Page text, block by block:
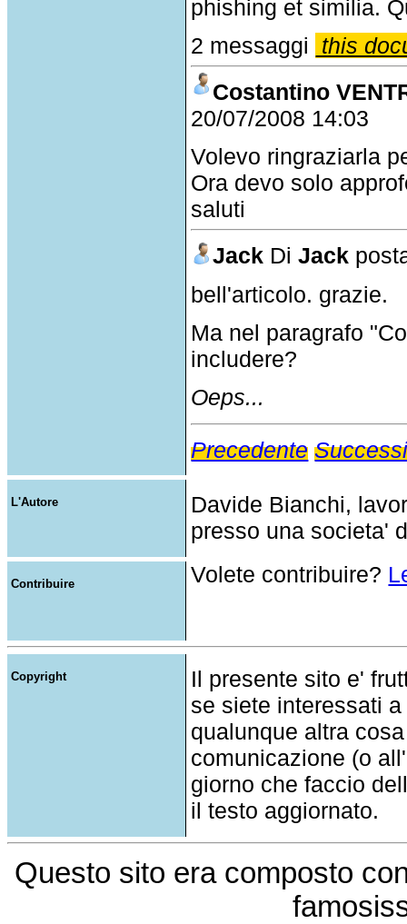
phishing et similia.
2 messaggi
this
Costantino
20/07/2008 14:03
Volevo ringraziarla
Ora devo solo
saluti
Jack DiJack
bell'articolo. grazie.
Ma nel paragrafo
includere?
Oeps...
Precedente
L'Autore
Davide Bianchi,
presso una societa'
Contribuire Volete contribuire?
Copyright
Il presente sito e'
se siete interessati
qualunque altra
comunicazione (o
giorno che faccio
il testo aggiornato.
Questo sito era composto